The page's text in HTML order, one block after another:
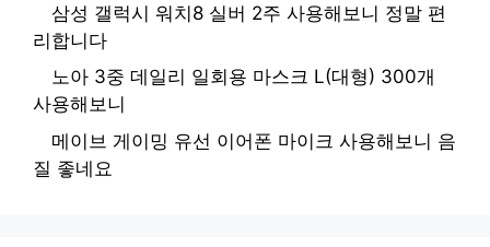
삼성 갤럭시 워치8 실버 2주 사용해보니 정말 편
리합니다
노아 3중 데일리 일회용 마스크 L(대형) 300개
사용해보니
메이브 게이밍 유선 이어폰 마이크 사용해보니 음
질 좋네요